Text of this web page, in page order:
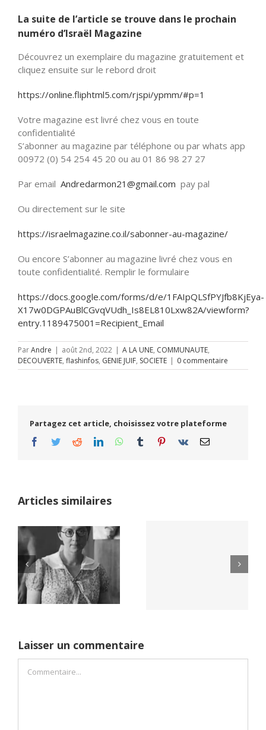
La suite de l’article se trouve dans le prochain
numéro d’Israël Magazine
Découvrez un exemplaire du magazine gratuitement et
cliquez ensuite sur le rebord droit
https://online.fliphtml5.com/rjspi/ypmm/#p=1
Votre magazine est livré chez vous en toute
confidentialité
S’abonner au magazine par téléphone ou par whats app
00972 (0) 54 254 45 20 ou au 01 86 98 27 27
Par email Andredarmon21@gmail.com pay pal
Ou directement sur le site
https://israelmagazine.co.il/sabonner-au-magazine/
Ou encore S’abonner au magazine livré chez vous en
toute confidentialité. Remplir le formulaire
https://docs.google.com/forms/d/e/1FAIpQLSfPYJfb8KjEya-
X17w0DGPAuBlCGvqVUdh_Is8EL810Lxw82A/viewform?
entry.1189475001=Recipient_Email
ParAndre | août 2nd, 2022 | A LA UNE, COMMUNAUTE,
DECOUVERTE, flashinfos, GENIE JUIF, SOCIETE | 0 commentaire
Partagez cet article, choisissez votre plateforme
Facebook
TwitterRedditLinkedInWhatsApp
Tumblr Pinterest
Vk Email
Articles similaires
Netflix Field of
Dreams (1989)
Yaïr Golan : une
Laisser un commentaire